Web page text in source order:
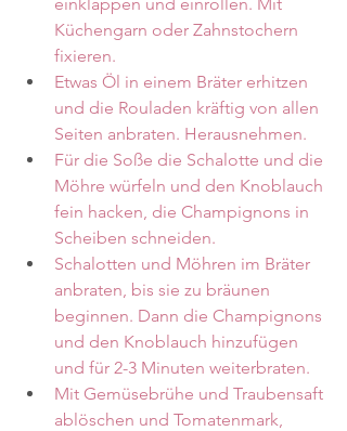
Küchengarn oder Zahnstochern
fixieren.
Etwas Öl in einem Bräter erhitzen
und die Rouladen kräftig von allen
Seiten anbraten. Herausnehmen.
Für die Soße die Schalotte und die
Möhre würfeln und den Knoblauch
fein hacken, die Champignons in
Scheiben schneiden.
Schalotten und Möhren im Bräter
anbraten, bis sie zu bräunen
beginnen. Dann die Champignons
und den Knoblauch hinzufügen
und für 2-3 Minuten weiterbraten.
Mit Gemüsebrühe und Traubensaft
ablöschen und Tomatenmark,